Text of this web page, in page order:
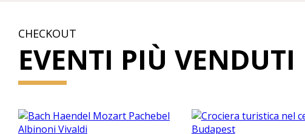
CHECKOUT
EVENTI PIÙ VENDUTI